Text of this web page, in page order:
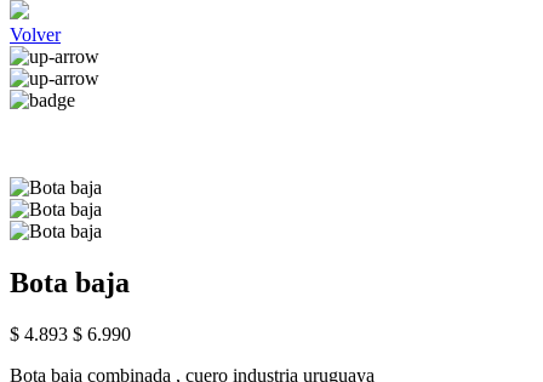
Volver
Bota baja
$ 4.893 $ 6.990
Bota baja combinada , cuero industria uruguaya